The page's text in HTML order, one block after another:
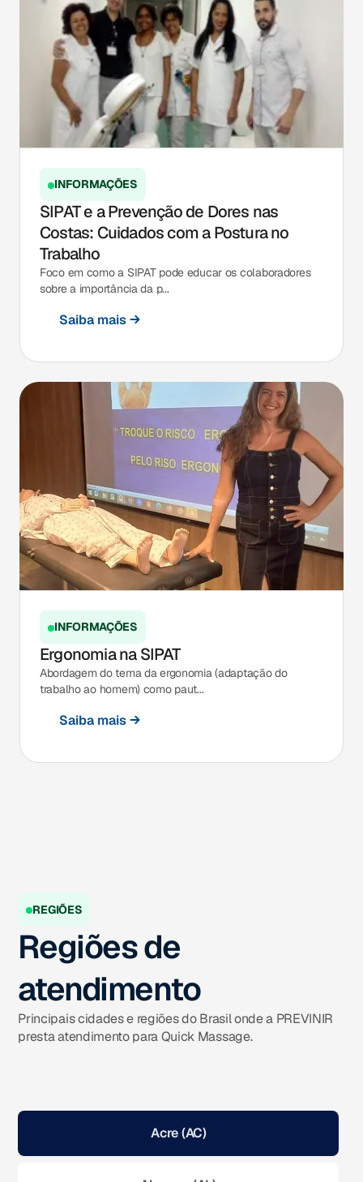
INFORMAÇÕES
SIPAT e a Prevenção de Dores nas
Costas: Cuidados com a Postura no
Trabalho
Foco em como a SIPAT pode educar os colaboradores
sobre a importância da p...
Saiba mais
INFORMAÇÕES
Ergonomia na SIPAT
Abordagem do tema da ergonomia (adaptação do
trabalho ao homem) como paut...
Saiba mais
REGIÕES
Regiões de
atendimento
Principais cidades e regiões do Brasil onde a PREVINIR
presta atendimento para Quick Massage.
Acre (AC)